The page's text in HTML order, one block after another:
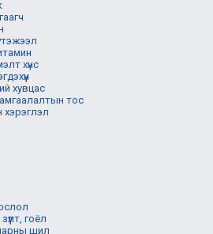
тэжээл
хүнс
хувцас
тос
гоёл
шил